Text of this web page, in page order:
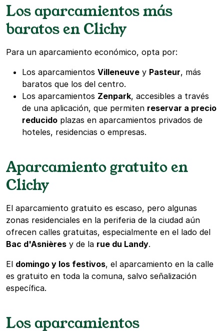
Los aparcamientos más
baratos en Clichy
Para un aparcamiento económico, opta por:
Los aparcamientos Villeneuve y Pasteur, más
baratos que los del centro.
Los aparcamientos Zenpark, accesibles a través
de una aplicación, que permiten reservar a precio
reducido plazas en aparcamientos privados de
hoteles, residencias o empresas.
Aparcamiento gratuito en
Clichy
El aparcamiento gratuito es escaso, pero algunas
zonas residenciales en la periferia de la ciudad aún
ofrecen calles gratuitas, especialmente en el lado del
Bac d'Asnières y de la rue du Landy.
El domingo y los festivos, el aparcamiento en la calle
es gratuito en toda la comuna, salvo señalización
específica.
Los aparcamientos